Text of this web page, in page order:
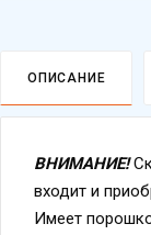
ОПИСАНИЕ
ВНИМАНИЕ!
входит и
Имеет